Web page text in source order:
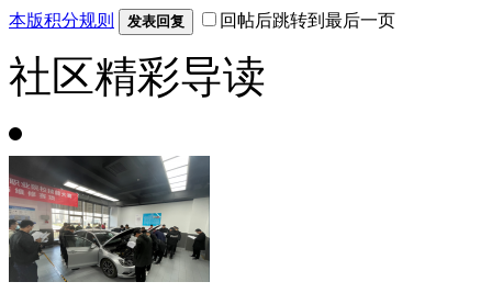
本版积分规则 发表回复 回帖后跳转到最后一页
社区精彩导读